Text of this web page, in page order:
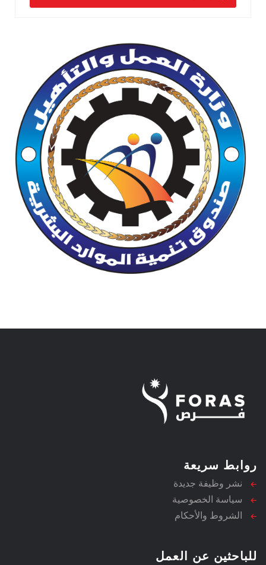
روابط سريعة
نشر وظيفة جديدة
سياسة الخصوصية
الشروط والأحكام
للباحثين عن العمل